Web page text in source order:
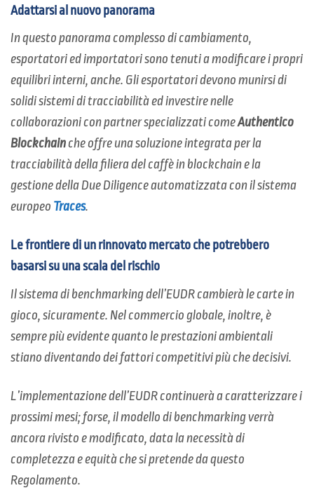
Adattarsi al nuovo panorama
In questo panorama complesso di cambiamento,
esportatori ed importatori sono tenuti a modificare i propri
equilibri interni, anche. Gli esportatori devono munirsi di
solidi sistemi di tracciabilità ed investire nelle
collaborazioni con partner specializzati comeAuthentico
Blockchainche offre una soluzione integrata per la
tracciabilità della filiera del caffè in blockchain e la
gestione della Due Diligence automatizzata con il sistema
europeo Traces.
Le frontiere di un rinnovato mercato che potrebbero
basarsi su una scala del rischio
Il sistema di benchmarking dell’EUDR cambierà le carte in
gioco, sicuramente. Nel commercio globale, inoltre, è
sempre più evidente quanto le prestazioni ambientali
stiano diventando dei fattori competitivi più che decisivi.
L’implementazione dell’EUDR continuerà a caratterizzare i
prossimi mesi; forse, il modello di benchmarking verrà
ancora rivisto e modificato, data la necessità di
completezza e equità che si pretende da questo
Regolamento.